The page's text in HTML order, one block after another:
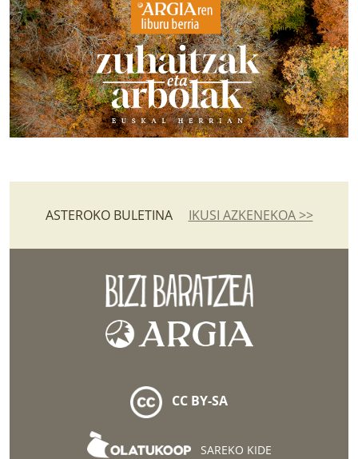
ASTEROKO BULETINA IKUSI AZKENEKOA >>
CC BY-SA
SAREKO KIDE